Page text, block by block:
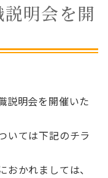
明会を開
説明会を開催いた
いては下記のチラ
かれましては、